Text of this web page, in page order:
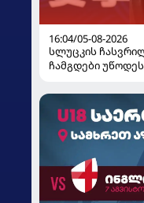
16:04/05-08-2026
სლუცკის
ჩამგდები